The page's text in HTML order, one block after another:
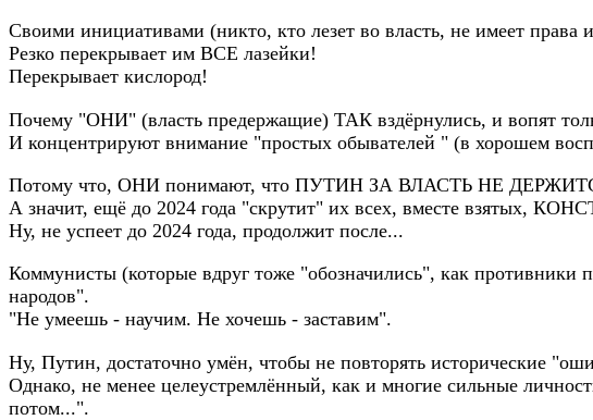
Своими инициативами (никто, кто лезет во власть, не имеет
Резко перекрывает им ВСЕ лазейки!
Перекрывает кислород!
Почему "ОНИ" (власть предержащие) ТАК вздёрнулись, и
И концентрируют внимание "простых обывателей " (в хорошем
Потому что, ОНИ понимают, что ПУТИН ЗА ВЛАСТЬ НЕ
А значит, ещё до 2024 года "скрутит" их всех, вместе взятых,
Ну, не успеет до 2024 года, продолжит после...
Коммунисты (которые вдруг тоже "обозначились", как противники
народов".
"Не умеешь - научим. Не хочешь - заставим".
Ну, Путин, достаточно умён, чтобы не повторять исторические
Однако, не менее целеустремлённый, как и многие сильные
потом...".